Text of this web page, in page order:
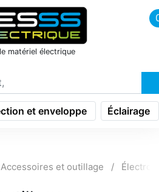
matériel électrique
et enveloppe Éclairage
Accessoires et outillage